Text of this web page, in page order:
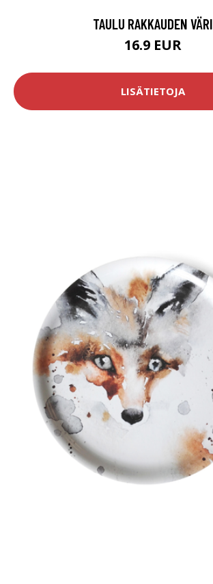
TAULU RAKKAUDEN VÄRI
16.9 EUR
LISÄTIETOJA